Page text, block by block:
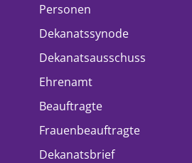
Personen
Dekanatssynode
Dekanatsausschuss
Ehrenamt
Beauftragte
Frauenbeauftragte
Dekanatsbrief